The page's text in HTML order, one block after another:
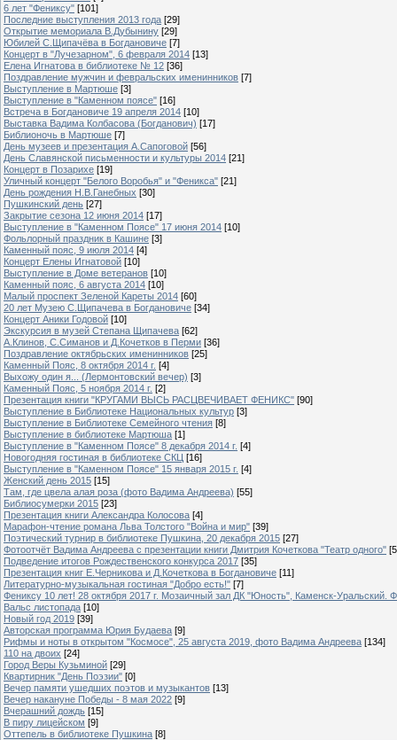
6 лет "Фениксу" [101]
Последние выступления 2013 года [29]
Открытие мемориала В.Дубынину [29]
Юбилей С.Щипачёва в Богдановиче [7]
Концерт в "Лучезарном", 6 февраля 2014 [13]
Елена Игнатова в библиотеке № 12 [36]
Поздравление мужчин и февральских именинников [7]
Выступление в Мартюше [3]
Выступление в "Каменном поясе" [16]
Встреча в Богдановиче 19 апреля 2014 [10]
Выставка Вадима Колбасова (Богданович) [17]
Библионочь в Мартюше [7]
День музеев и презентация А.Сапоговой [56]
День Славянской письменности и культуры 2014 [21]
Концерт в Позарихе [19]
Уличный концерт "Белого Воробья" и "Феникса" [21]
День рождения Н.В.Ганебных [30]
Пушкинский день [27]
Закрытие сезона 12 июня 2014 [17]
Выступление в "Каменном Поясе" 17 июня 2014 [10]
Фольлорный праздник в Кашине [3]
Каменный пояс, 9 июля 2014 [4]
Концерт Елены Игнатовой [10]
Выступление в Доме ветеранов [10]
Каменный пояс, 6 августа 2014 [10]
Малый проспект Зеленой Кареты 2014 [60]
20 лет Музею С.Щипачева в Богдановиче [34]
Концерт Аники Годовой [10]
Экскурсия в музей Степана Щипачева [62]
А.Клинов, С.Симанов и Д.Кочетков в Перми [36]
Поздравление октябрьских именинников [25]
Каменный Пояс, 8 октября 2014 г. [4]
Выхожу один я... (Лермонтовский вечер) [3]
Каменный Пояс, 5 ноября 2014 г. [2]
Презентация книги "КРУГАМИ ВЫСЬ РАСЦВЕЧИВАЕТ ФЕНИКС" [90]
Выступление в Библиотеке Национальных культур [3]
Выступление в Библиотеке Семейного чтения [8]
Выступление в библиотеке Мартюша [1]
Выступление в "Каменном Поясе" 8 декабря 2014 г. [4]
Новогодняя гостиная в библиотеке СКЦ [16]
Выступление в "Каменном Поясе" 15 января 2015 г. [4]
Женский день 2015 [15]
Там, где цвела алая роза (фото Вадима Андреева) [55]
Библиосумерки 2015 [23]
Презентация книги Александра Колосова [4]
Марафон-чтение романа Льва Толстого "Война и мир" [39]
Поэтический турнир в библиотеке Пушкина, 20 декабря 2015 [27]
Фотоотчёт Вадима Андреева с презентации книги Дмитрия Кочеткова "Театр одного"
Подведение итогов Рождественского конкурса 2017 [35]
Презентация книг Е.Черникова и Д.Кочеткова в Богдановиче [11]
Литературно-музыкальная гостиная "Добро есть!" [7]
Фениксу 10 лет! 28 октября 2017 г. Мозаичный зал ДК "Юность", Каменск-Уральский.
Вальс листопада [10]
Новый год 2019 [39]
Авторская программа Юрия Будаева [9]
Рифмы и ноты в открытом "Космосе", 25 августа 2019, фото Вадима Андреева [134]
110 на двоих [24]
Город Веры Кузьминой [29]
Квартирник "День Поэзии" [0]
Вечер памяти ушедших поэтов и музыкантов [13]
Вечер накануне Победы - 8 мая 2022 [9]
Вчерашний дождь [15]
В пиру лицейском [9]
Оттепель в библиотеке Пушкина [8]